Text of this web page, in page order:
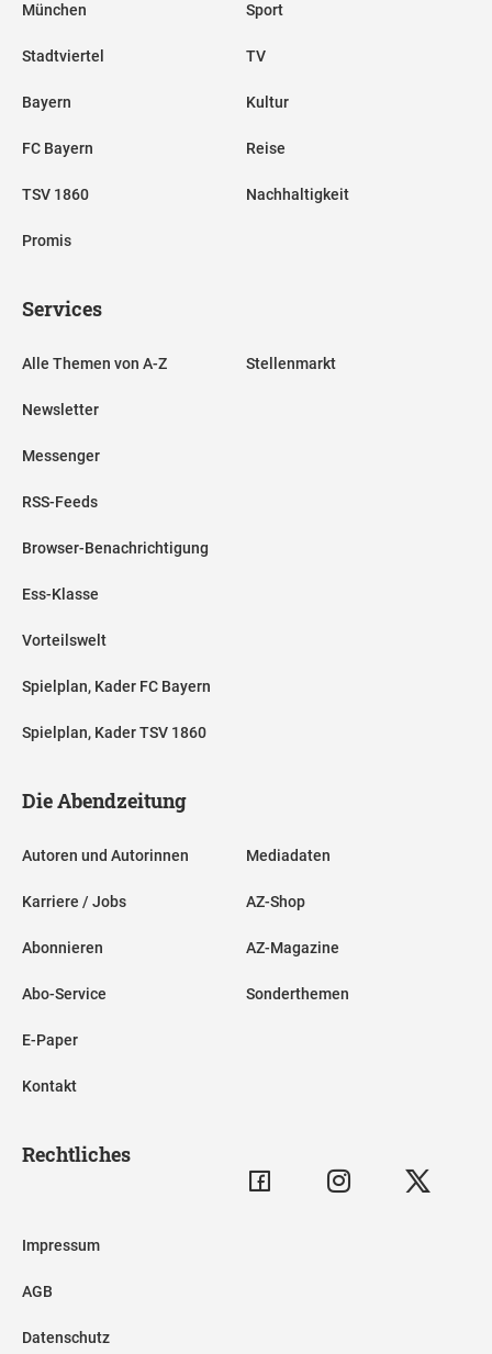
München
Stadtviertel
Bayern
FC Bayern
TSV 1860
Promis
Sport
TV
Kultur
Reise
Nachhaltigkeit
Services
Alle Themen von A-Z
Newsletter
Messenger
RSS-Feeds
Browser-Benachrichtigung
Ess-Klasse
Vorteilswelt
Spielplan, Kader FC Bayern
Spielplan, Kader TSV 1860
Stellenmarkt
Die Abendzeitung
Autoren und Autorinnen
Karriere / Jobs
Abonnieren
Abo-Service
E-Paper
Kontakt
Mediadaten
AZ-Shop
AZ-Magazine
Sonderthemen
Rechtliches
Impressum
AGB
Datenschutz